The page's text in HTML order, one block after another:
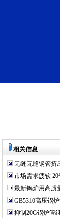
相关信息
无缝无缝钢管挤
市场需求疲软 20
最新锅炉用高质
GB5310高压锅
抑制20G锅炉管